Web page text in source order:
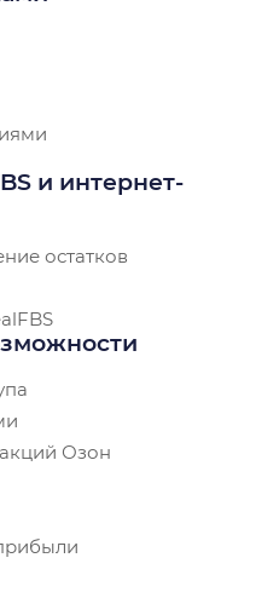
и интернет-
остатков
Озон